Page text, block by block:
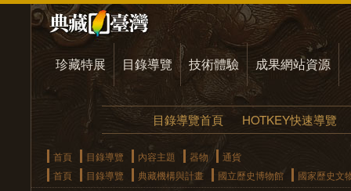
珍藏特展 目錄導覽 技術體驗 成果網站資源
目錄導覽首頁 HOTKEY快速導覽
首頁 目錄導覽 內容主題 器物
通貨
首頁
目錄導覽 典藏機構與計畫 國立歷史博物館 國家歷史文